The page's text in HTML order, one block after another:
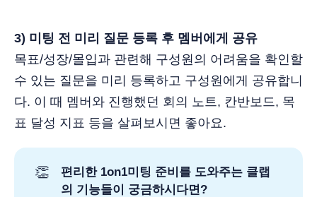
3) 미팅 전 미리 질문 등록 후 멤버에게 공유
목표/성장/몰입과 관련해 구성원의 어려움을 확인할
수 있는 질문을 미리 등록하고 구성원에게 공유합니
다. 이 때 멤버와 진행했던 회의 노트, 칸반보드, 목
표 달성 지표 등을 살펴보시면 좋아요.
👏
편리한 1on1미팅 준비를 도와주는 클랩
의 기능들이 궁금하시다면?